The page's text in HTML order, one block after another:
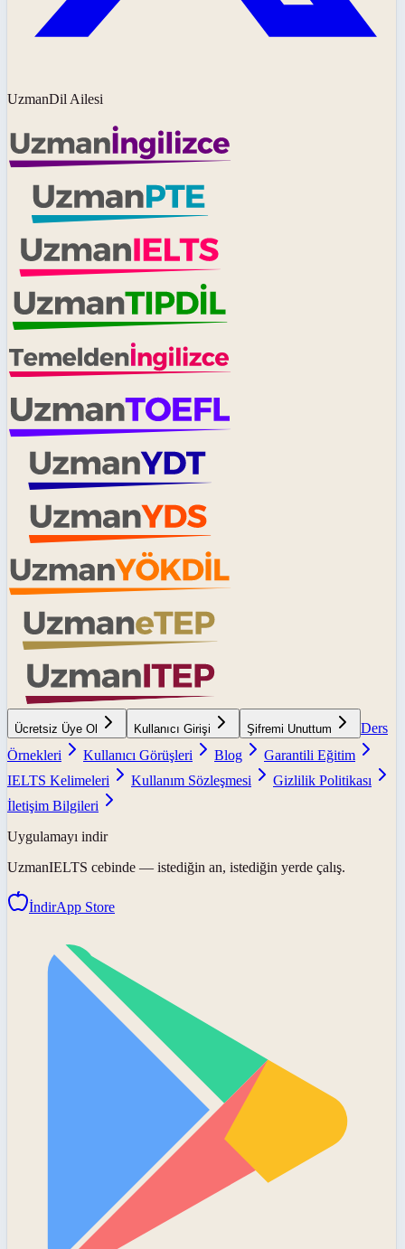
UzmanDil Ailesi
Ücretsiz Üye Ol Kullanıcı Girişi Şifremi Unuttum
Ders
Örnekleri
Kullanıcı Görüşleri Blog
Garantili Eğitim
IELTS Kelimeleri
Kullanım Sözleşmesi
Gizlilik Politikası
İletişim Bilgileri
Uygulamayı indir
UzmanIELTS cebinde — istediğin an, istediğin yerde çalış.
İndirApp Store